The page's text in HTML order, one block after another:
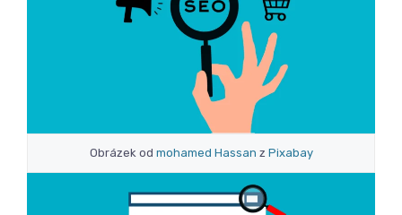
Obrázek od mohamed Hassan z Pixabay